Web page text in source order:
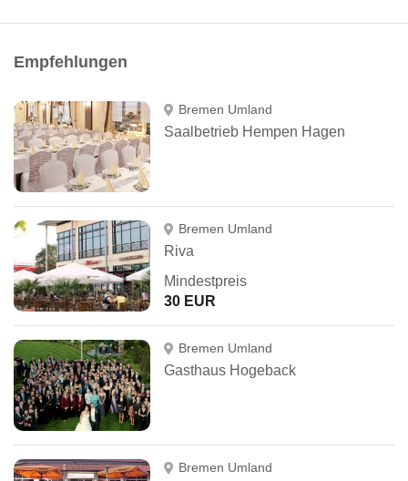
Empfehlungen
Bremen Umland
Saalbetrieb Hempen Hagen
Bremen Umland
Riva
Mindestpreis
30 EUR
Bremen Umland
Gasthaus Hogeback
Bremen Umland